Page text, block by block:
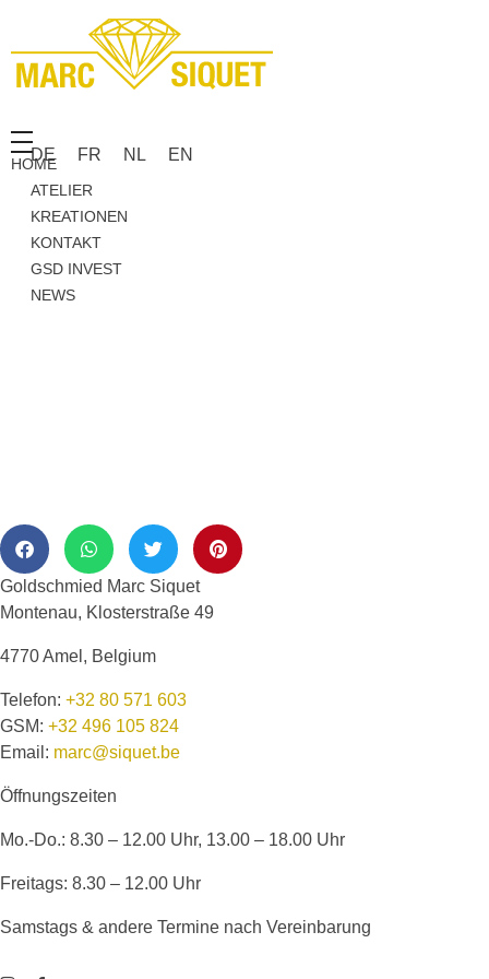
DE FR NL EN
HOME
ATELIER
KREATIONEN
KONTAKT
GSD INVEST
NEWS
Goldschmied Marc Siquet
Montenau, Klosterstraße 49
4770 Amel, Belgium
Telefon: +32 80 571 603
GSM: +32 496 105 824
Email: marc@siquet.be
Öffnungszeiten
Mo.-Do.: 8.30 – 12.00 Uhr, 13.00 – 18.00 Uhr
Freitags: 8.30 – 12.00 Uhr
Samstags & andere Termine nach Vereinbarung